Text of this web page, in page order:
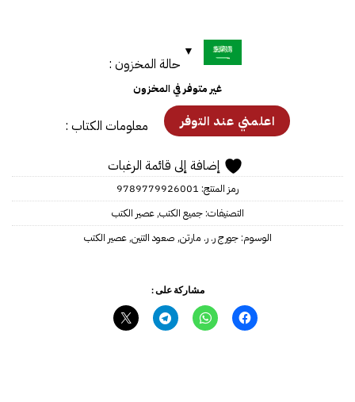
حالة المخزون :
غير متوفر في المخزون
معلومات الكتاب :
إضافة إلى قائمة الرغبات
رمز المنتج: 9789779926001
التصنيفات:جميع الكتب,عصير الكتب
الوسوم:جورج ر. ر. مارتن, صعود التنين,عصير الكتب
مشاركة على :